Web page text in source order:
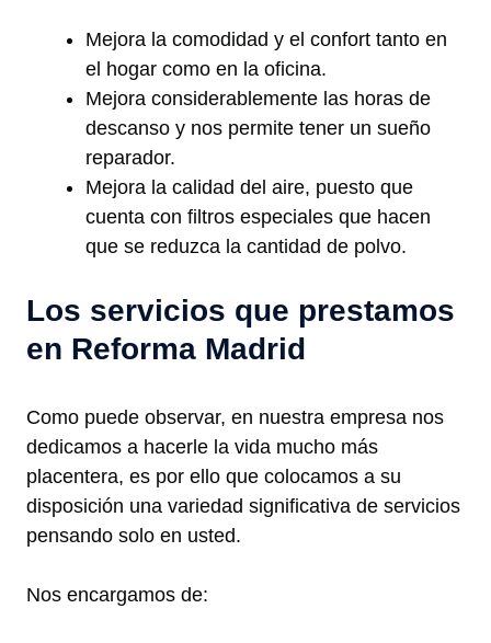
Mejora la comodidad y el confort tanto en
el hogar como en la oficina.
Mejora considerablemente las horas de
descanso y nos permite tener un sueño
reparador.
Mejora la calidad del aire, puesto que
cuenta con filtros especiales que hacen
que se reduzca la cantidad de polvo.
Los servicios que prestamos
en Reforma Madrid
Como puede observar, en nuestra empresa nos
dedicamos a hacerle la vida mucho más
placentera, es por ello que colocamos a su
disposición una variedad significativa de servicios
pensando solo en usted.
Nos encargamos de: